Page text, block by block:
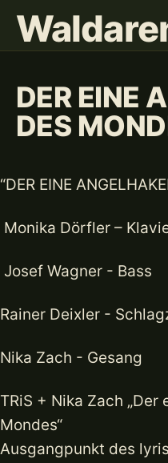
DER EINE
DES
“DER EINE
Monika Dörfler –
Josef Wagner - Bass
Rainer Deixler -
Nika Zach - Gesang
TRiS + Nika Zach
Mondes“
Ausgangpunkt des